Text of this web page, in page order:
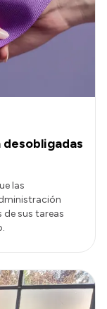
las
de sus tareas